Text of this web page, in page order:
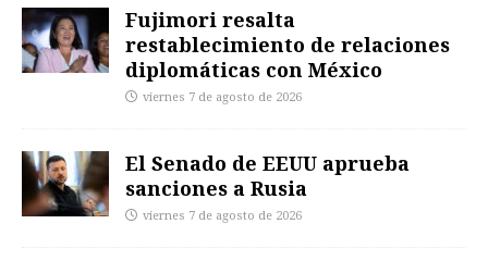
Fujimori resalta
restablecimiento de relaciones
diplomáticas con México
viernes 7 de agosto de 2026
El Senado de EEUU aprueba
sanciones a Rusia
viernes 7 de agosto de 2026